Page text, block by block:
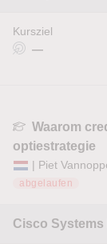
Kursziel
—
Waarom
optiestrategie
| Piet
abgelaufen
Cisco Systems